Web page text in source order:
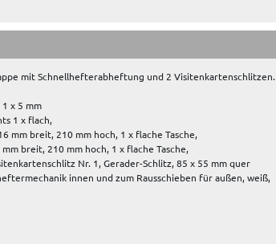
mit Schnellhefterabheftung und 2 Visitenkartenschlitzen.
x 5 mm
1 x flach,
mm breit, 210 mm hoch, 1 x flache Tasche,
mm breit, 210 mm hoch, 1 x flache Tasche,
Nr. 1, Gerader-Schlitz, 85 x 55 mm quer
innen und zum Rausschieben für außen, weiß,